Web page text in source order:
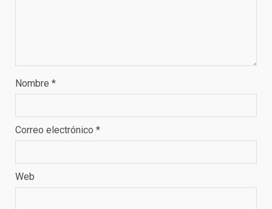
Nombre *
Correo electrónico *
Web